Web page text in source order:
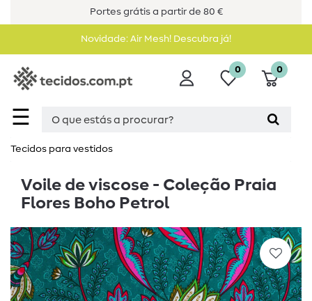
Portes grátis a partir de 80 €
Novidade: Air Mesh! Descubra já!
☰
0 0
Tecidos para vestidos
Voile de viscose - Coleção Praia
Flores Boho Petrol